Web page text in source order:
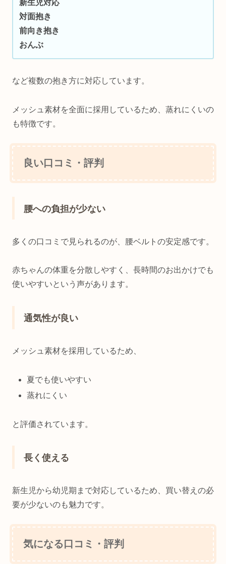
新生児対応
対面抱き
前向き抱き
おんぶ
など複数の抱き方に対応しています。
メッシュ素材を全面に採用しているため、蒸れにくいの
も特徴です。
良い口コミ・評判
腰への負担が少ない
多くの口コミで見られるのが、腰ベルトの安定感です。
赤ちゃんの体重を分散しやすく、長時間のお出かけでも
使いやすいという声があります。
通気性が良い
メッシュ素材を採用しているため、
夏でも使いやすい
蒸れにくい
と評価されています。
長く使える
新生児から幼児期まで対応しているため、買い替えの必
要が少ないのも魅力です。
気になる口コミ・評判